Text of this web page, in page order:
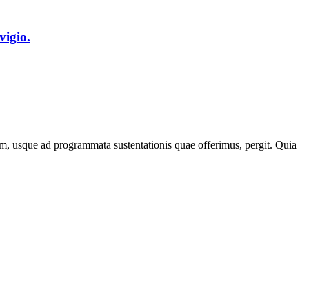
usque ad programmata sustentationis quae offerimus, pergit. Quia